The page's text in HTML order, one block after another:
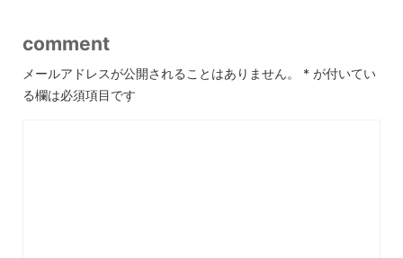
comment
メールアドレスが公開されることはありません。 * が付いてい
る欄は必須項目です